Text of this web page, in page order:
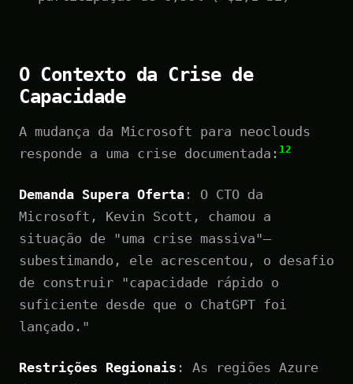
O Contexto da Crise de
Capacidade
A mudança da Microsoft para neoclouds
responde a uma crise documentada: 12
Demanda Supera Oferta : O CTO da
Microsoft, Kevin Scott, chamou a
situação de "uma crise massiva"—
subestimando, ele acrescentou, o desafio
de construir "capacidade rápido o
suficiente desde que o ChatGPT foi
lançado."
Restrições Regionais : As regiões Azure